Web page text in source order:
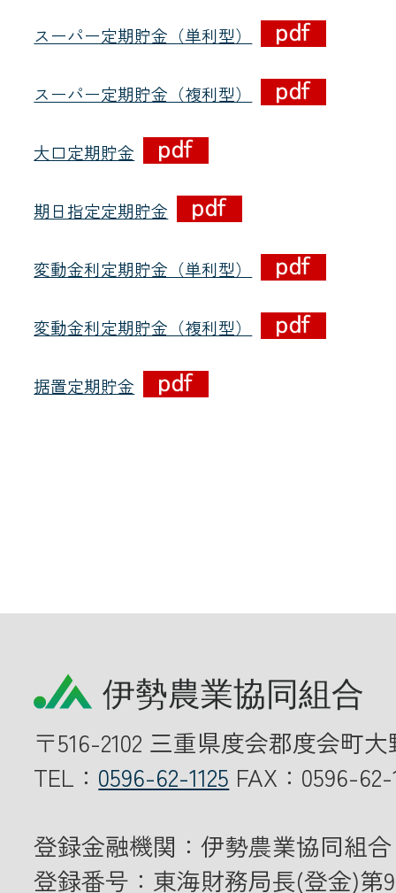
店舗・ATM・
スーパー定期貯金（単利型）
スーパー定期貯金（複利型）
大口定期貯金
期日指定定期貯金
変動金利定期貯金（単利型）
変動金利定期貯金（複利型）
据置定期貯金
〒516-2102 三重県度会郡度会町
TEL： 0596-62-1125 FAX：0596-62-
登録金融機関：伊勢農業協同組合
登録番号：東海財務局長(登金)第